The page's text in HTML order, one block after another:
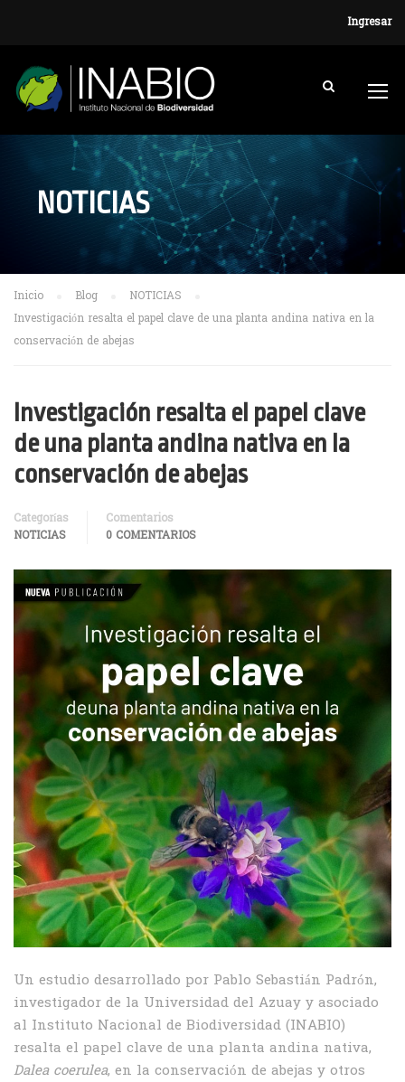
Ingresar
NOTICIAS
Inicio Blog
NOTICIAS
Investigación resalta el papel clave de una planta andina nativa en la
conservación de abejas
Investigación resalta el papel clave
de una planta andina nativa en la
conservación de abejas
Categorías
NOTICIAS
Comentarios
0 COMENTARIOS
Un estudio desarrollado por Pablo Sebastián Padrón,
investigador de la Universidad del Azuay y asociado
al Instituto Nacional de Biodiversidad (INABIO)
resalta el papel clave de una planta andina nativa,
Dalea coerulea, en la conservación de abejas y otros